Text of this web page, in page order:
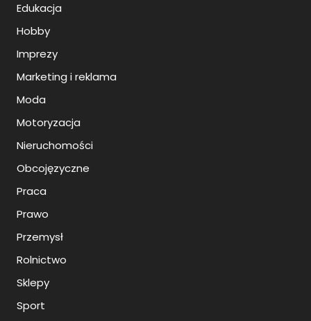
Edukacja
Hobby
Imprezy
Marketing i reklama
Moda
Motoryzacja
Nieruchomości
Obcojęzyczne
Praca
Prawo
Przemysł
Rolnictwo
Sklepy
Sport